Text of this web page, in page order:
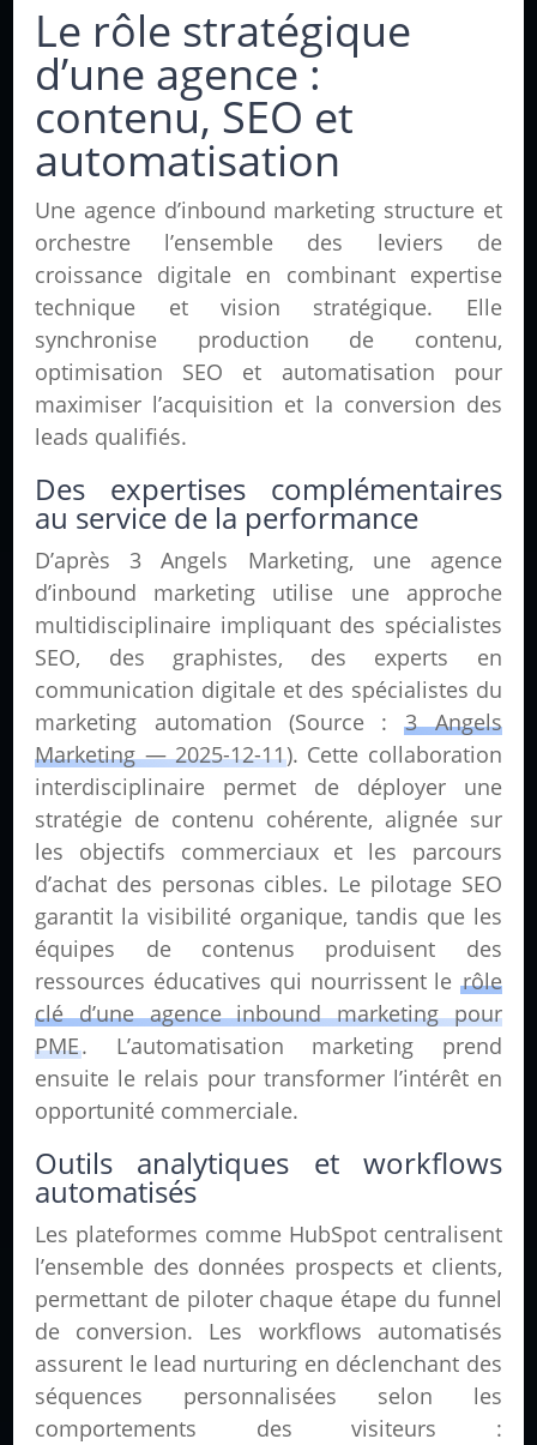
Le rôle stratégique
d’une agence :
contenu, SEO et
automatisation
Une agence d’inbound marketing structure et
orchestre l’ensemble des leviers de
croissance digitale en combinant expertise
technique et vision stratégique. Elle
synchronise production de contenu,
optimisation SEO et automatisation pour
maximiser l’acquisition et la conversion des
leads qualifiés.
Des expertises complémentaires
au service de la performance
D’après 3 Angels Marketing, une agence
d’inbound marketing utilise une approche
multidisciplinaire impliquant des spécialistes
SEO, des graphistes, des experts en
communication digitale et des spécialistes du
marketing automation (Source : 3 Angels
Marketing — 2025-12-11). Cette collaboration
interdisciplinaire permet de déployer une
stratégie de contenu cohérente, alignée sur
les objectifs commerciaux et les parcours
d’achat des personas cibles. Le pilotage SEO
garantit la visibilité organique, tandis que les
équipes de contenus produisent des
ressources éducatives qui nourrissent le rôle
clé d’une agence inbound marketing pour
PME. L’automatisation marketing prend
ensuite le relais pour transformer l’intérêt en
opportunité commerciale.
Outils analytiques et workflows
automatisés
Les plateformes comme HubSpot centralisent
l’ensemble des données prospects et clients,
permettant de piloter chaque étape du funnel
de conversion. Les workflows automatisés
assurent le lead nurturing en déclenchant des
séquences personnalisées selon les
comportements des visiteurs :